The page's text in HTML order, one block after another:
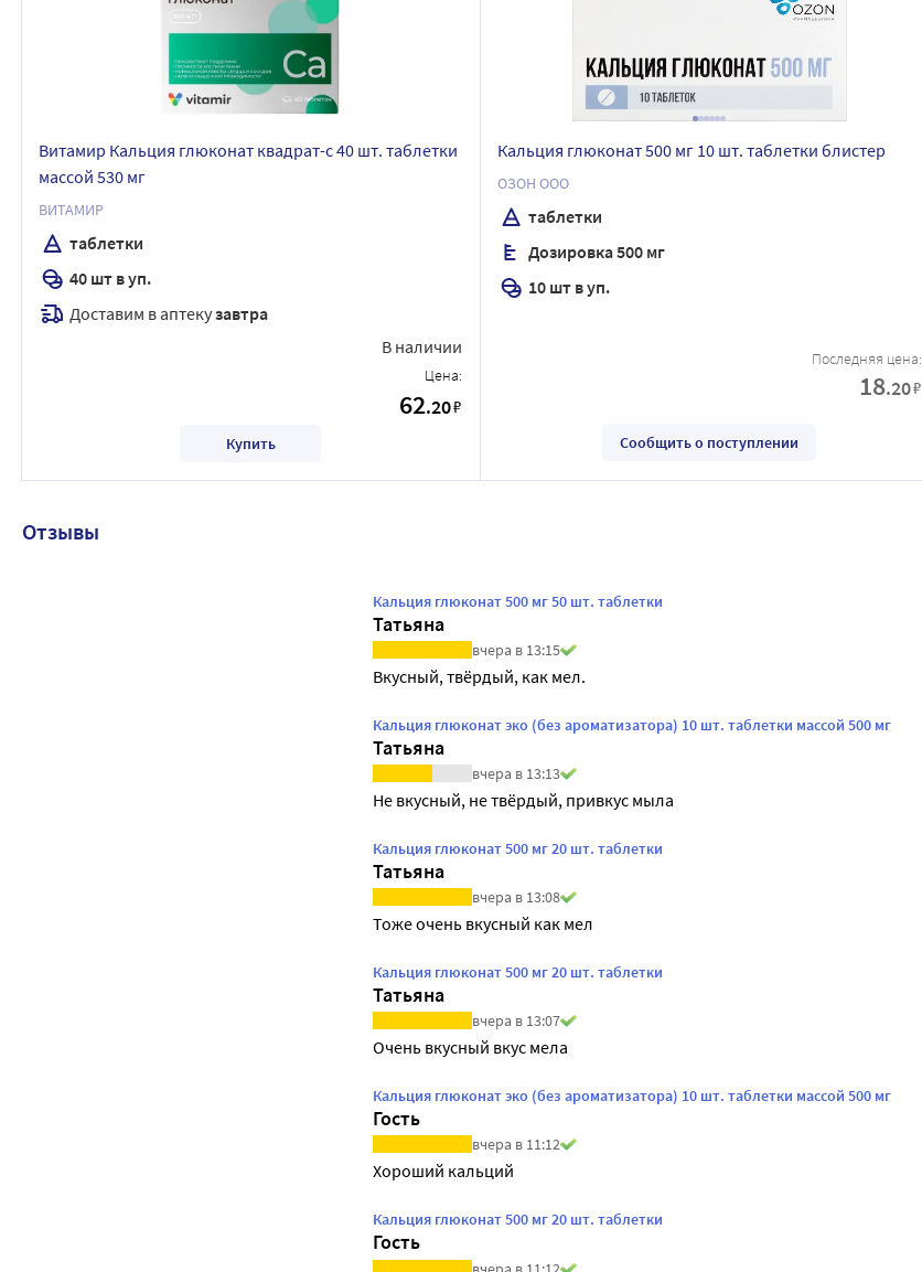
Витамир Кальция глюконат квадрат-с 40 шт. таблетки
массой 530 мг
ВИТАМИР
таблетки
40 шт в уп.
Доставим в аптекузавтра
В наличии
Цена:
62.20₽
Купить
Кальция глюконат 500 мг 10 шт. таблетки блистер
ОЗОН ООО
таблетки
Дозировка 500 мг
10 шт в уп.
Последняя цена:
18.20₽
Сообщить о поступлении
Отзывы
Кальция глюконат 500 мг 50 шт. таблетки
Татьяна
вчера в 13:15
Вкусный, твëрдый, как мел.
Кальция глюконат эко (без ароматизатора) 10 шт. таблетки массой 500 мг
Татьяна
вчера в 13:13
Не вкусный, не твëрдый, привкус мыла
Кальция глюконат 500 мг 20 шт. таблетки
Татьяна
вчера в 13:08
Тоже очень вкусный как мел
Кальция глюконат 500 мг 20 шт. таблетки
Татьяна
вчера в 13:07
Очень вкусный вкус мела
Кальция глюконат эко (без ароматизатора) 10 шт. таблетки массой 500 мг
Гость
вчера в 11:12
Хороший кальций
Кальция глюконат 500 мг 20 шт. таблетки
Гость